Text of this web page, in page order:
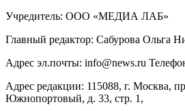
Учредитель: ООО «МЕДИА ЛАБ»
Главный редактор: Сабурова Ольга
Адрес эл.почты: info@news.ru
Адрес редакции: 115088, г. Москва,
Южнопортовый, д. 33, стр. 1,